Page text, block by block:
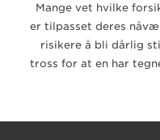
Mange vet hvilke
er tilpasset deres
risikere å bli dårlig
tross for at en har